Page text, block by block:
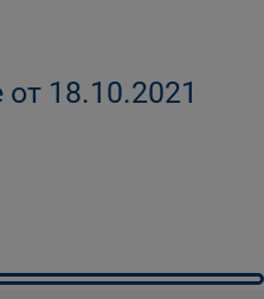
18.10.2021